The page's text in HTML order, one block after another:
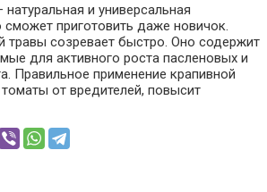
и универсальная
приготовить даже новичок.
травы созревает быстро. Оно содержит
для активного роста пасленовых и
Правильное применение крапивной
от вредителей, повысит